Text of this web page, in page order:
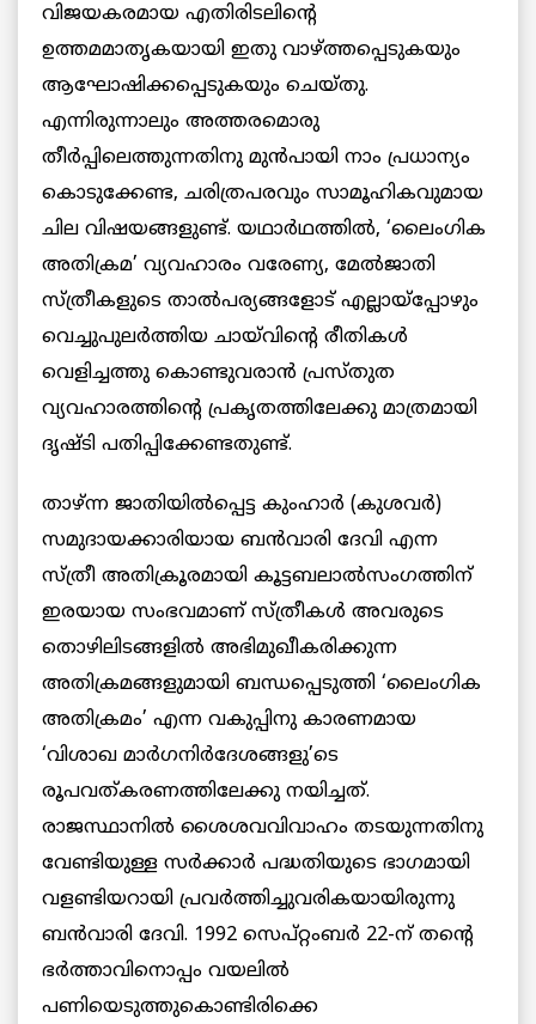
വിജയകരമായ എതിരിടലിന്റെ
ഉത്തമമാതൃകയായി ഇതു വാഴ്ത്തപ്പെടുകയും
ആഘോഷിക്കപ്പെടുകയും ചെയ്തു.
എന്നിരുന്നാലും അത്തരമൊരു
തീര്‍പ്പിലെത്തുന്നതിനു മുന്‍പായി നാം പ്രധാന്യം
കൊടുക്കേണ്ട, ചരിത്രപരവും സാമൂഹികവുമായ
ചില വിഷയങ്ങളുണ്ട്. യഥാര്‍ഥത്തില്‍, ‘ലൈംഗിക
അതിക്രമ’ വ്യവഹാരം വരേണ്യ, മേല്‍ജാതി
സ്ത്രീകളുടെ താല്‍പര്യങ്ങളോട് എല്ലായ്‌പ്പോഴും
വെച്ചുപുലര്‍ത്തിയ ചായ്‌വിന്റെ രീതികള്‍
വെളിച്ചത്തു കൊണ്ടുവരാന്‍ പ്രസ്തുത
വ്യവഹാരത്തിന്റെ പ്രകൃതത്തിലേക്കു മാത്രമായി
ദൃഷ്ടി പതിപ്പിക്കേണ്ടതുണ്ട്.
താഴ്ന്ന ജാതിയില്‍പ്പെട്ട കുംഹാര്‍ (കുശവര്‍)
സമുദായക്കാരിയായ ബന്‍വാരി ദേവി എന്ന
സ്ത്രീ അതിക്രൂരമായി കൂട്ടബലാല്‍സംഗത്തിന്
ഇരയായ സംഭവമാണ് സ്ത്രീകള്‍ അവരുടെ
തൊഴിലിടങ്ങളില്‍ അഭിമുഖീകരിക്കുന്ന
അതിക്രമങ്ങളുമായി ബന്ധപ്പെടുത്തി ‘ലൈംഗിക
അതിക്രമം’ എന്ന വകുപ്പിനു കാരണമായ
‘വിശാഖ മാര്‍ഗനിര്‍ദേശങ്ങളു’ടെ
രൂപവത്കരണത്തിലേക്കു നയിച്ചത്.
രാജസ്ഥാനില്‍ ശൈശവവിവാഹം തടയുന്നതിനു
വേണ്ടിയുള്ള സര്‍ക്കാര്‍ പദ്ധതിയുടെ ഭാഗമായി
വളണ്ടിയറായി പ്രവര്‍ത്തിച്ചുവരികയായിരുന്നു
ബന്‍വാരി ദേവി. 1992 സെപ്റ്റംബര്‍ 22-ന് തന്റെ
ഭര്‍ത്താവിനൊപ്പം വയലില്‍
പണിയെടുത്തുകൊണ്ടിരിക്കെ